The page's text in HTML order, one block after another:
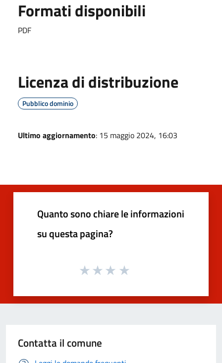
Formati disponibili
PDF
Licenza di distribuzione
Pubblico dominio
Ultimo aggiornamento: 15 maggio 2024, 16:03
Quanto sono chiare le informazioni
su questa pagina?
Contatta il comune